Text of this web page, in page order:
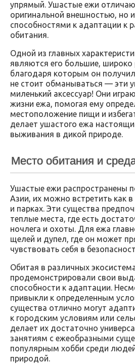
упрямый. Ушастые ежи
оригинальной внешностью, но
способностями к адаптации к
обитания.
Одной из главных
являются его большие, широко
благодаря которым он
не стоит обманываться — эти
миленький аксессуар! Они
жизни ежа, помогая ему
местоположение пищи и
делает ушастого ежа
выживания в дикой природе.
Место обитания и
Ушастые ежи распространены
Азии, их можно встретить как в
и парках. Эти существа
теплые места, где есть
ночлега и охоты. Для ежа
щелей и дупел, где он может
чувствовать себя в
Обитая в различных
продемонстрировали свои
способности к адаптации.
привыкли к определенным
существа отлично могут
к городским условиям или
делает их достаточно
занятиям с ежеобразными
популярным хобби среди
природой.